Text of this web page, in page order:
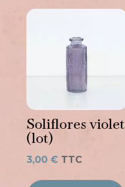
Soliflores violet
(lot)
3,00 € TTC